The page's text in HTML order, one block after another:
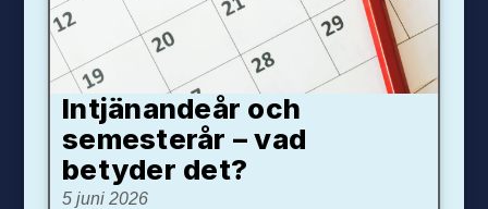
Intjänandeår och
semesterår – vad
betyder det?
5 juni 2026